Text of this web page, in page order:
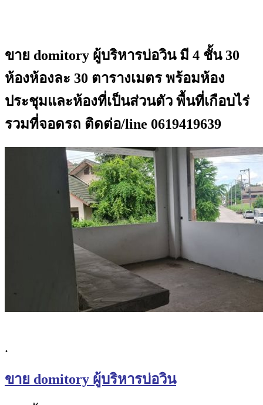
ขาย domitory ผู้บริหารบ่อวิน มี 4 ชั้น 30
ห้องห้องละ 30 ตารางเมตร พร้อมห้อง
ประชุมและห้องที่เป็นส่วนตัว พื้นที่เกือบไร่
รวมที่จอดรถ ติดต่อ/line 0619419639
.
ขาย domitory ผู้บริหารบ่อวิน